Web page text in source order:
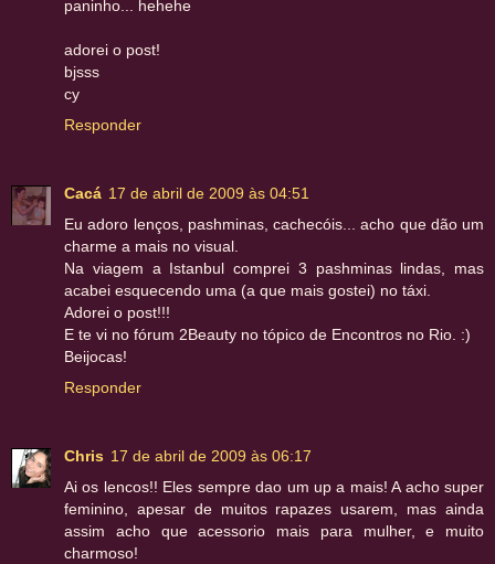
paninho... hehehe
adorei o post!
bjsss
cy
Responder
Cacá 17 de abril de 2009 às 04:51
Eu adoro lenços, pashminas, cachecóis... acho que dão um
charme a mais no visual.
Na viagem a Istanbul comprei 3 pashminas lindas, mas
acabei esquecendo uma (a que mais gostei) no táxi.
Adorei o post!!!
E te vi no fórum 2Beauty no tópico de Encontros no Rio. :)
Beijocas!
Responder
Chris 17 de abril de 2009 às 06:17
Ai os lencos!! Eles sempre dao um up a mais! A acho super
feminino, apesar de muitos rapazes usarem, mas ainda
assim acho que acessorio mais para mulher, e muito
charmoso!